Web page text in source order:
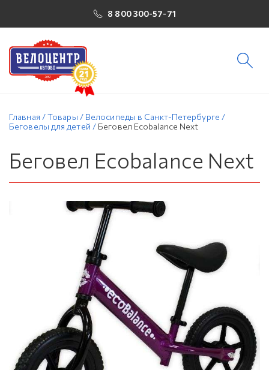
8 800 300-57-71
Главная /Товары / Велосипеды в Санкт-Петербурге /
Беговелы для детей / Беговел Ecobalance Next
Беговел Ecobalance Next